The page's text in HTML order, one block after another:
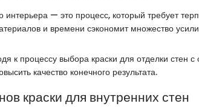
интерьера — это процесс, который требует
и времени сэкономит множество
к процессу выбора краски для отделки стен
качество конечного результата.
краски для внутренних стен